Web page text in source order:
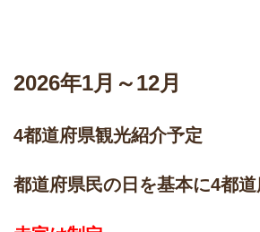
2026年1月～12月
4都道府県観光紹介予定
都道府県民の日を基本に4都